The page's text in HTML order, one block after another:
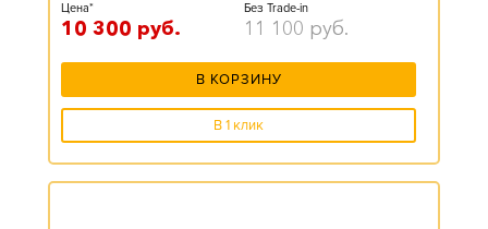
Цена*
10 300 руб.
Без Trade-in
11 100 руб.
В КОРЗИНУ
В 1 клик